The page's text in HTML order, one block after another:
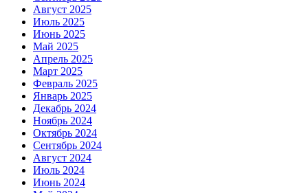
Август 2025
Июль 2025
Июнь 2025
Май 2025
Апрель 2025
Март 2025
Февраль 2025
Январь 2025
Декабрь 2024
Ноябрь 2024
Октябрь 2024
Сентябрь 2024
Август 2024
Июль 2024
Июнь 2024